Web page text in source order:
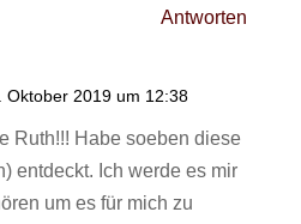
Antworten
Oktober 2019 um 12:38
Ruth!!! Habe soeben diese
entdeckt. Ich werde es mir
um es für mich zu